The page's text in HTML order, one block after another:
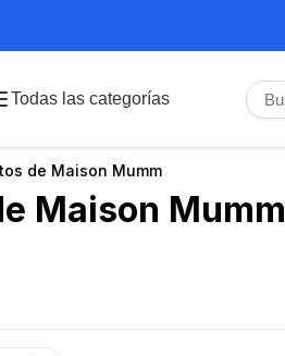
Todas las categorías
de Maison Mumm
Maison Mumm